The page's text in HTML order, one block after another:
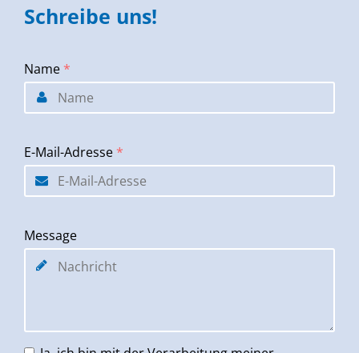
Schreibe uns!
Name *
E-Mail-Adresse *
Message